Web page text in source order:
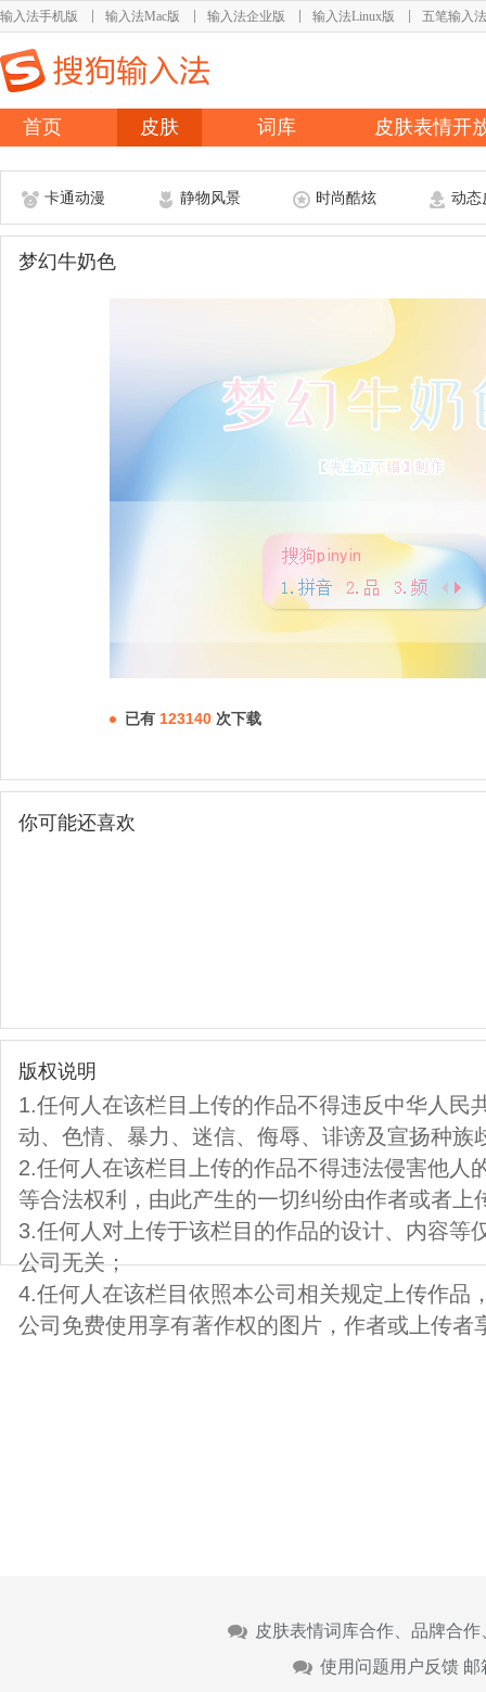
输入法手机版 输入法Mac版 输入法企业版 输入法Linux版 五笔输入法
首页 皮肤 词库 皮肤表情开
卡通动漫 静物风景 时尚酷炫 动态
梦幻牛奶色
已有 123140 次下载
你可能还喜欢
版权说明
1.任何人在该栏目上传的作品不得违反中华人民
动、色情、暴力、迷信、侮辱、诽谤及宣扬种族
2.任何人在该栏目上传的作品不得违法侵害他人
等合法权利，由此产生的一切纠纷由作者或者上
3.任何人对上传于该栏目的作品的设计、内容等
公司无关；
4.任何人在该栏目依照本公司相关规定上传作品
公司免费使用享有著作权的图片，作者或上传者
皮肤表情词库合作、品牌合
使用问题用户反馈 邮